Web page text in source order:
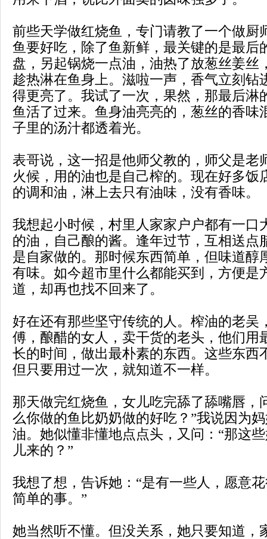
前些天学做红烧鱼，专门请教了一个做厨
鱼要好吃，除了鱼新鲜，最关键的是最后
盘，另起锅烧一点油，油热了放葱丝姜丝
趁热淋在鱼身上。滋啦一声，香气立刻钻
得更亮了。我试了一次，果然，那最后淋
鱼活了过来。鱼身油亮亮的，葱丝的香味
子里的汤汁都透着光。
表哥说，这一招是他师父教的，师父是老
火候，用的油也是自己榨的。现在好多饭
的调和油，淋上去只有油味，没有香味。
我想起小时候，村里人家家户户都有一口
的油，自己酿的酱。逢年过节，互相送点
是自家做的。那时候东西简单，但味道醇
有味。如今超市里什么都能买到，方便是
道，却再也找不回来了。
好在还有那些坚守传统的人。榨油的老吴
傅，酿醋的女人，卖干货的老头，他们用
长的时间，做出最朴素的东西。这些东西
但只要用过一次，就知道不一样。
那天做完红烧鱼，女儿吃完舔了舔嘴唇，
么你做的鱼比奶奶做的好吃？”我说因为
油。她似懂非懂地点点头，又问：“那这
儿来的？”
我想了想，告诉她：“是有一些人，愿意
简单的事。”
她当然听不懂。但没关系，她只要知道，